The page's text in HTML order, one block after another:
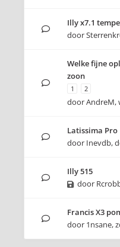
Illy x7.1
door
Welke fijne
zoon
1 2
doorAndreM,
Latissima Pro
door Inevdb,
Illy 515
door
Francis X3
door 1nsane,